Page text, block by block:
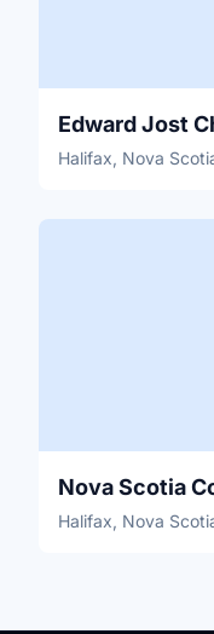
Edward Jost
Halifax, Nova
Halifax, Nova